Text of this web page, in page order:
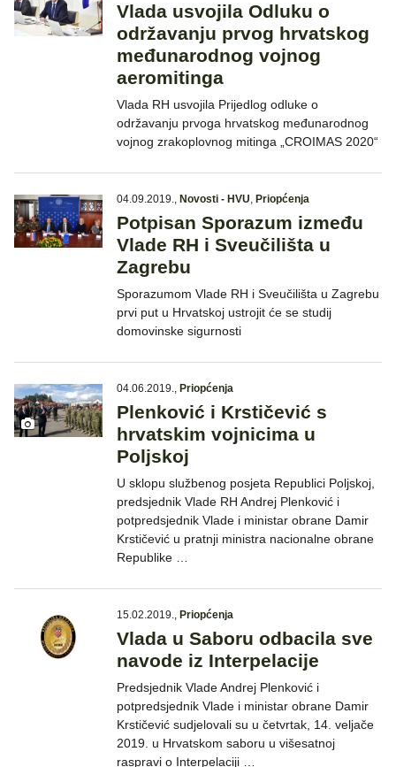
Vlada usvojila Odluku o
održavanju prvog hrvatskog
međunarodnog vojnog
aeromitinga
Vlada RH usvojila Prijedlog odluke o
održavanju prvoga hrvatskog međunarodnog
vojnog zrakoplovnog mitinga „CROIMAS 2020“
04.09.2019., Novosti - HVU, Priopćenja
Potpisan Sporazum između
Vlade RH i Sveučilišta u
Zagrebu
Sporazumom Vlade RH i Sveučilišta u Zagrebu
prvi put u Hrvatskoj ustrojit će se studij
domovinske sigurnosti
04.06.2019., Priopćenja
Plenković i Krstičević s
hrvatskim vojnicima u
Poljskoj
U sklopu službenog posjeta Republici Poljskoj,
predsjednik Vlade RH Andrej Plenković i
potpredsjednik Vlade i ministar obrane Damir
Krstičević u pratnji ministra nacionalne obrane
Republike …
15.02.2019., Priopćenja
Vlada u Saboru odbacila sve
navode iz Interpelacije
Predsjednik Vlade Andrej Plenković i
potpredsjednik Vlade i ministar obrane Damir
Krstičević sudjelovali su u četvrtak, 14. veljače
2019. u Hrvatskom saboru u višesatnoj
raspravi o Interpelaciji …